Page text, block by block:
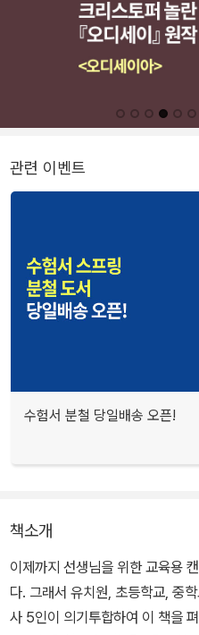
관련 이벤트
수험서 분철 당일배송 오픈!
책소개
이제까지 선생님을 위한 교육용
다. 그래서 유치원, 초등학교, 중
사 5인이 의기투합하여 이 책을